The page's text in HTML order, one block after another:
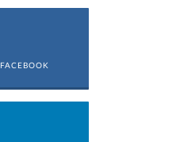
FACEBOOK